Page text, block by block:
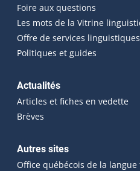
Foire aux questions
Les mots de la Vitrine
Offre de services linguistiques
Politiques et guides
Actualités
Articles et fiches en vedette
Brèves
Autres sites
Office québécois de la